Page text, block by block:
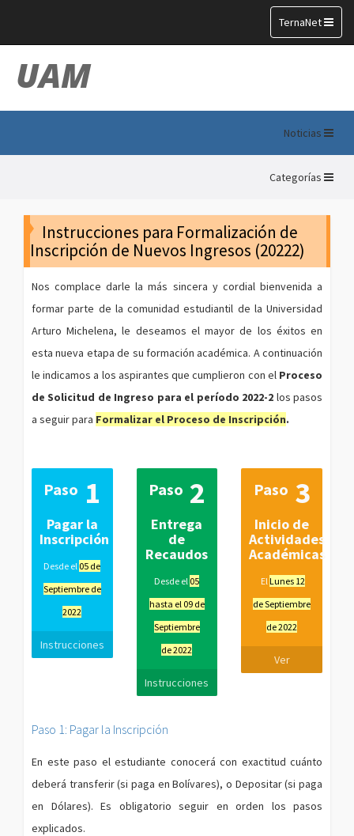
Toggle
navigation
TernaNet
UAM
Noticias
Categorías
Instrucciones para Formalización de
Inscripción de Nuevos Ingresos (20222)
Nos complace darle la más sincera y cordial bienvenida a
formar parte de la comunidad estudiantil de la Universidad
Arturo Michelena, le deseamos el mayor de los éxitos en
esta nueva etapa de su formación académica. A continuación
le indicamos a los aspirantes que cumplieron con el Proceso
de Solicitud de Ingreso para el período 2022-2 los pasos
a seguir para Formalizar el Proceso de Inscripción.
Paso 1
Pagar la
Inscripción
Desde el 05 de
Septiembre de
2022
Instrucciones
Paso 2
Entrega
de
Recaudos
Desde el 05
hasta el 09 de
Septiembre
de 2022
Instrucciones
Paso 3
Inicio de
Actividades
Académicas
ElLunes 12
de Septiembre
de 2022
Ver
Paso 1: Pagar la Inscripción
En este paso el estudiante conocerá con exactitud cuánto
deberá transferir (si paga en Bolívares), o Depositar (si paga
en Dólares). Es obligatorio seguir en orden los pasos
explicados.